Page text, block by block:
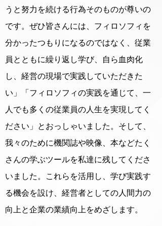
うと努力を続ける行為そのものが尊いの
です。ぜひ皆さんには、フィロソフィを
分かったつもりになるのではなく、従業
員とともに繰り返し学び、自ら血肉化
し、経営の現場で実践していただきた
い」「フィロソフィの実践を通じて、一
人でも多くの従業員の人生を実現してく
ださい」とおっしゃいました。そして、
我々のために機関誌や映像、本などたく
さんの学ぶツールを私達に残してくださ
いました。これらを活用し、学び実践す
る機会を設け、経営者としての人間力の
向上と企業の業績向上をめざします。